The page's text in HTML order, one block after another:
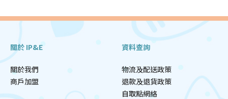
關於 IP&E
關於我們
商戶加盟
資料查詢
物流及配送政策
退款及退貨政策
自取點網絡